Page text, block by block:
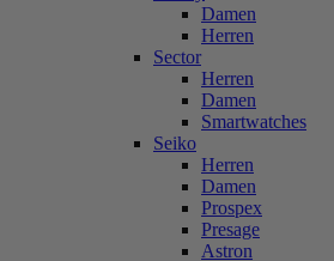
Damen
Herren
Sector
Herren
Damen
Smartwatches
Seiko
Herren
Damen
Prospex
Presage
Astron